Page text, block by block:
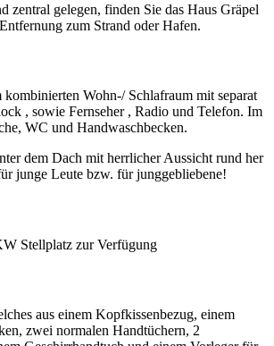
zentral gelegen, finden Sie das Haus Gräpel
zum Strand oder Hafen.
kombinierten Wohn-/ Schlafraum mit separat
, sowie Fernseher , Radio und Telefon. Im
WC und Handwaschbecken.
dem Dach mit herrlicher Aussicht rund her
junge Leute bzw. für junggebliebene!
Stellplatz zur Verfügung
aus einem Kopfkissenbezug, einem
zwei normalen Handtüchern, 2